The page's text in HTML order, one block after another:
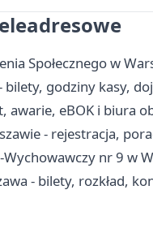
Społecznego w
bilety, godziny kasy,
awarie, eBOK i biura
- rejestracja,
nr 9 w
- bilety, rozkład,